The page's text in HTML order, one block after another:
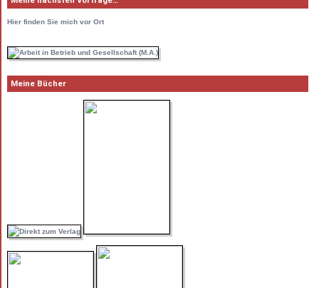
Hierfinden Sie mich vor Ort
Meine Bücher